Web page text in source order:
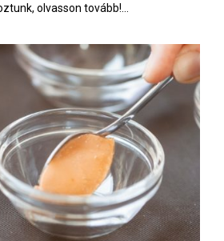
olvasson tovább!...